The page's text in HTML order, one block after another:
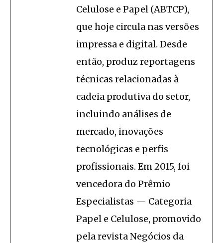
Celulose e Papel (ABTCP),
que hoje circula nas versões
impressa e digital. Desde
então, produz reportagens
técnicas relacionadas à
cadeia produtiva do setor,
incluindo análises de
mercado, inovações
tecnológicas e perfis
profissionais. Em 2015, foi
vencedora do Prêmio
Especialistas — Categoria
Papel e Celulose, promovido
pela revista Negócios da